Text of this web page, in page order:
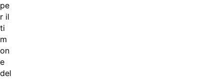
pe
r il
ti
m
on
e
del